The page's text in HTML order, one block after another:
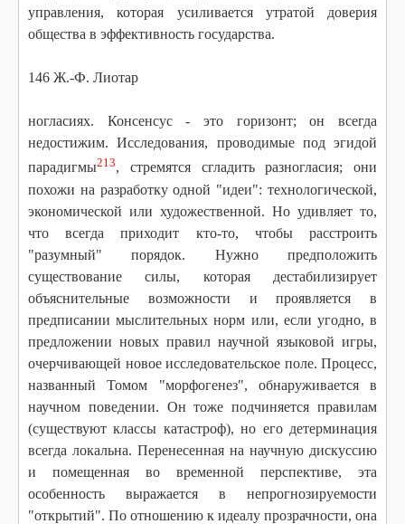
управления, которая усиливается утратой доверия
общества в эффективность государства.
146 Ж.-Ф. Лиотар
ногласиях. Консенсус - это горизонт; он всегда
недостижим. Исследования, проводимые под эгидой
парадигмы213, стремятся сгладить разногласия; они
похожи на разработку одной "идеи": технологической,
экономической или художественной. Но удивляет то,
что всегда приходит кто-то, чтобы расстроить
"разумный" порядок. Нужно предположить
существование силы, которая дестабилизирует
объяснительные возможности и проявляется в
предписании мыслительных норм или, если угодно, в
предложении новых правил научной языковой игры,
очерчивающей новое исследовательское поле. Процесс,
названный Томом "морфогенез", обнаруживается в
научном поведении. Он тоже подчиняется правилам
(существуют классы катастроф), но его детерминация
всегда локальна. Перенесенная на научную дискуссию
и помещенная во временной перспективе, эта
особенность выражается в непрогнозируемости
"открытий". По отношению к идеалу прозрачности, она